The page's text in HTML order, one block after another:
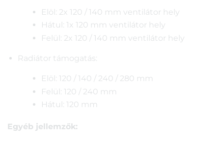
Elöl: 2x 120 / 140 mm ventilátor hely
Hátul: 1x 120 mm ventilátor hely
Felül: 2x 120 / 140 mm ventilátor hely
Radiátor támogatás:
Elöl: 120 / 140 / 240 / 280 mm
Felül: 120 / 240 mm
Hátul: 120 mm
Egyéb jellemzők: